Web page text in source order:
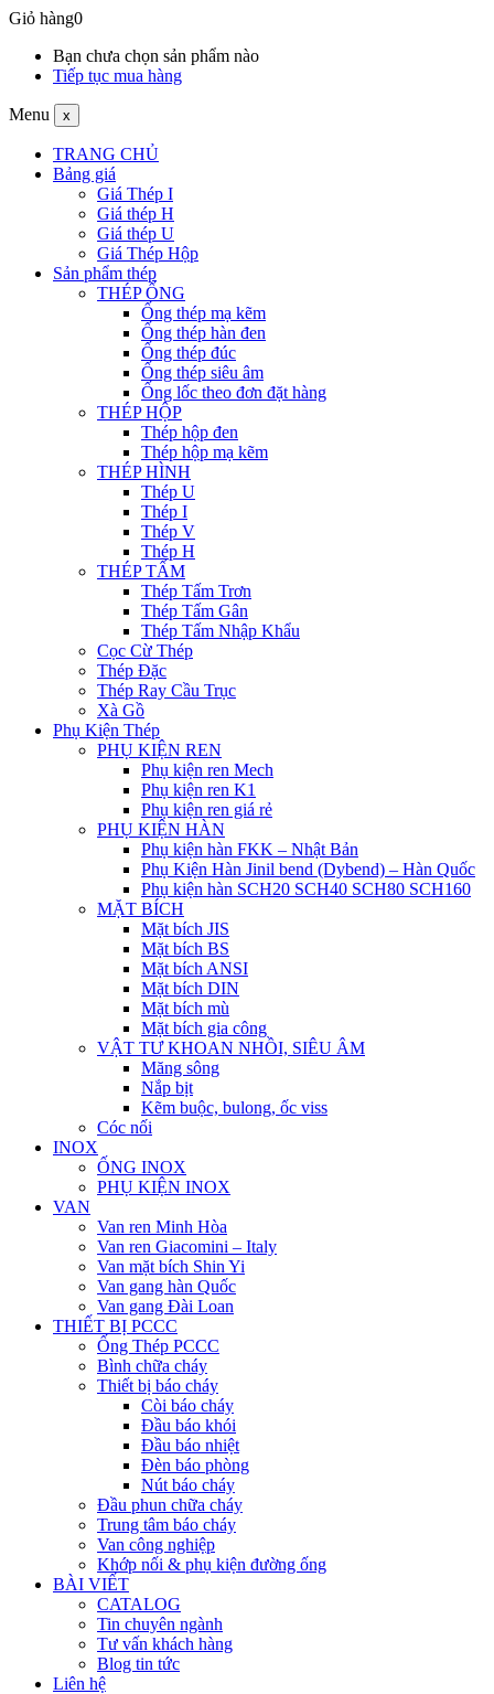
Giỏ hàng0
Bạn chưa chọn sản phẩm nào
Tiếp tục mua hàng
Menu x
TRANG CHỦ
Bảng giá
Giá Thép I
Giá thép H
Giá thép U
Giá Thép Hộp
Sản phẩm thép
THÉP ỐNG
Ống thép mạ kẽm
Ống thép hàn đen
Ống thép đúc
Ống thép siêu âm
Ống lốc theo đơn đặt hàng
THÉP HỘP
Thép hộp đen
Thép hộp mạ kẽm
THÉP HÌNH
Thép U
Thép I
Thép V
Thép H
THÉP TẤM
Thép Tấm Trơn
Thép Tấm Gân
Thép Tấm Nhập Khẩu
Cọc Cừ Thép
Thép Đặc
Thép Ray Cầu Trục
Xà Gồ
Phụ Kiện Thép
PHỤ KIỆN REN
Phụ kiện ren Mech
Phụ kiện ren K1
Phụ kiện ren giá rẻ
PHỤ KIỆN HÀN
Phụ kiện hàn FKK – Nhật Bản
Phụ Kiện Hàn Jinil bend (Dybend) – Hàn Quốc
Phụ kiện hàn SCH20 SCH40 SCH80 SCH160
MẶT BÍCH
Mặt bích JIS
Mặt bích BS
Mặt bích ANSI
Mặt bích DIN
Mặt bích mù
Mặt bích gia công
VẬT TƯ KHOAN NHỒI, SIÊU ÂM
Măng sông
Nắp bịt
Kẽm buộc, bulong, ốc viss
Cóc nối
INOX
ỐNG INOX
PHỤ KIỆN INOX
VAN
Van ren Minh Hòa
Van ren Giacomini – Italy
Van mặt bích Shin Yi
Van gang hàn Quốc
Van gang Đài Loan
THIẾT BỊ PCCC
Ống Thép PCCC
Bình chữa cháy
Thiết bị báo cháy
Còi báo cháy
Đầu báo khói
Đầu báo nhiệt
Đèn báo phòng
Nút báo cháy
Đầu phun chữa cháy
Trung tâm báo cháy
Van công nghiệp
Khớp nối & phụ kiện đường ống
BÀI VIẾT
CATALOG
Tin chuyên ngành
Tư vấn khách hàng
Blog tin tức
Liên hệ